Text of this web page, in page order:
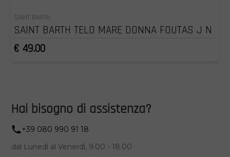
SAINT BARTH
SAINT BARTH TELO MARE DONNA FOUTAS J N
€ 49.00
Hai bisogno di assistenza?
+39 080 990 91 18
dal Lunedì al Venerdì, 9.00 - 18.00